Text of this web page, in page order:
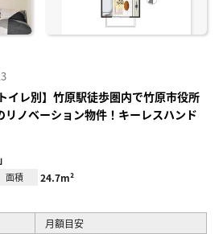
イレ別】竹原駅徒歩圏内で竹原市役所
ノベーション物件！キーレスハンド
面積 24.7m²
月額目安